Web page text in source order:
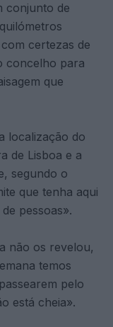
conjunto de
certezas de
concelho para
que
localização do
de Lisboa e a
segundo o
que tenha aqui
pessoas».
não os revelou,
temos
pelo
está cheia».